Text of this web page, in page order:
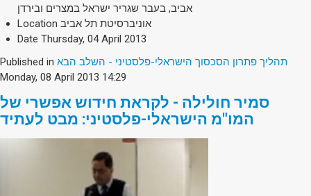
אביב, בעבר שגריר ישראל במצרים ובירדן
Location אוניברסיטת תל אביב
Date Thursday, 04 April 2013
Published in תהליך פתרון הסכסוך הישראלי-פלסטיני - השלב הבא
Monday, 08 April 2013 14:29
סמיר חולילה - לקראת חידוש אפשרי של
המו"מ הישראלי-פלסטיני: מבט לעתיד